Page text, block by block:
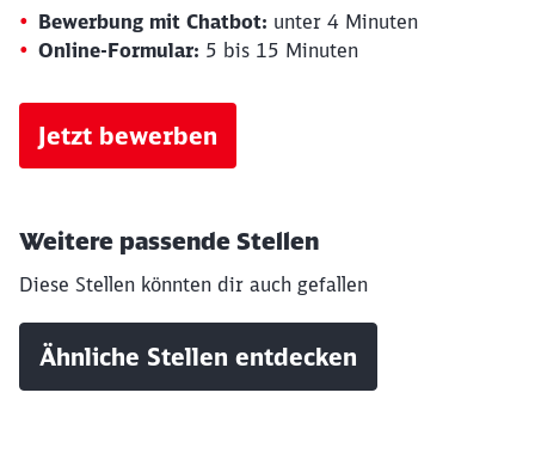
Bewerbung mit Chatbot: unter 4 Minuten
Online-Formular: 5 bis 15 Minuten
Jetzt bewerben
Weitere passende Stellen
Diese Stellen könnten dir auch gefallen
Ähnliche Stellen entdecken